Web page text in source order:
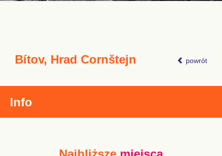
Bítov, Hrad Cornštejn powrót
Info